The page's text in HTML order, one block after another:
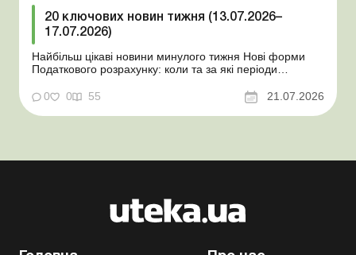
20 ключових новин тижня (13.07.2026–
17.07.2026)
Найбільш цікаві новини минулого тижня Нові форми
Податкового розрахунку: коли та за які періоди
відстрочки від призову під час мобілізації удосконалено
Кабмін утворив Координаційний центр з організації
бронювання військовозобов’язаних Верховна ...
0 0 55 21.07.2026